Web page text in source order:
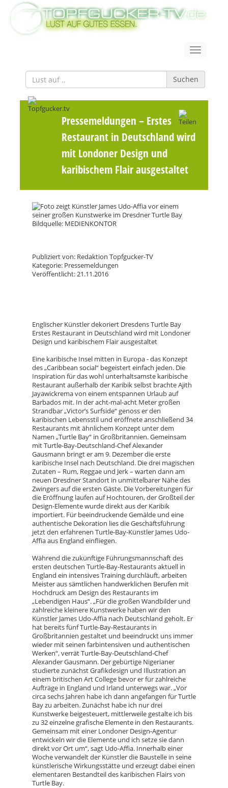
Suchen
Pressemeldungen – Erstes
Restaurant in Deutschland wird
mit Londoner Design und
karibischem Flair ausgestaltet
Publiziert von: Redaktion Topfgucker-TV
Kategorie: Pressemeldungen
Veröffentlicht: 21.11.2016
Englischer Künstler dekoriert Dresdens Turtle Bay
Erstes Restaurant in Deutschland wird mit Londoner
Design und karibischem Flair ausgestaltet
Eine karibische Insel mitten in Europa - das Konzept
des „Caribbean social“ begeistert einfach jeden. Die
Inspiration für das wohl unterhaltsamste karibische
Restaurant außerhalb der Karibik selbst brachte Ajith
Jayawickrema von einem entspannen Urlaub auf
Barbados mit. In der acht-mal-acht Meter großen
Strandbar „Victor’s Surfside“ genoss er den
karibischen Lebensstil und eröffnete anschließend 34
Restaurants mit ähnlichem Konzept unter dem
Namen „Turtle Bay“ in Großbritannien. Gemeinsam
mit Turtle-Bay-Deutschland-Chef Alexander
Gausmann bringt er am 9. Dezember die erste
karibische Insel nach Deutschland. Die drei magischen
Zutaten – Rum, Reggae und Jerk – warten dann am
neuen Dresdner Standort in unmittelbarer Nähe des
Zwingers auf die ersten Gäste. Die Vorbereitungen für
die Eröffnung laufen auf Hochtouren, der Großteil der
Design-Elemente wurde direkt aus der Karibik
importiert. Für beeindruckende Gemälde und eine
authentische Dekoration lies die Geschäftsführung
jetzt den erfahrenen Turtle-Bay-Künstler James Udo-
Affia aus England einfliegen.
Während die zukünftige Führungsmannschaft des
ersten deutschen Turtle-Bay-Restaurants aktuell in
England ein intensives Training durchläuft, arbeiten
Meister aus sämtlichen handwerklichen Berufen mit
Hochdruck am Design des Restaurants im
„Lebendigen Haus“. „Für die großen Wandbilder und
zahlreiche kleinere Kunstwerke haben wir den
Künstler James Udo-Affia nach Deutschland geholt. Er
hat bereits fünf Turtle-Bay-Restaurants in
Großbritannien gestaltet und beeindruckt uns immer
wieder mit seinen farbintensiven und authentischen
Werken“, verrät Turtle-Bay-Deutschland-Chef
Alexander Gausmann. Der gebürtige Nigerianer
studierte zunächst Grafikdesign und Illustration an
einem britischen Art College bevor er für zahlreiche
Aufträge in England und Irland unterwegs war. „Vor
circa sechs Jahren habe ich dann angefangen für Turtle
Bay zu arbeiten. Zunächst habe ich nur drei
Kunstwerke beigesteuert, mittlerweile gestalte ich bis
zu 32 einzelne grafische Elemente in den Restaurants.
Gemeinsam mit einer Londoner Design-Agentur
entwickeln wir die Elemente und ich setze sie dann
direkt vor Ort um“, sagt Udo-Affia. Innerhalb einer
Woche verwandelt der Künstler die Baustelle in seine
künstlerische Wirkungsstätte und erzeugt dabei einen
elementaren Bestandteil des karibischen Flairs von
Turtle Bay.